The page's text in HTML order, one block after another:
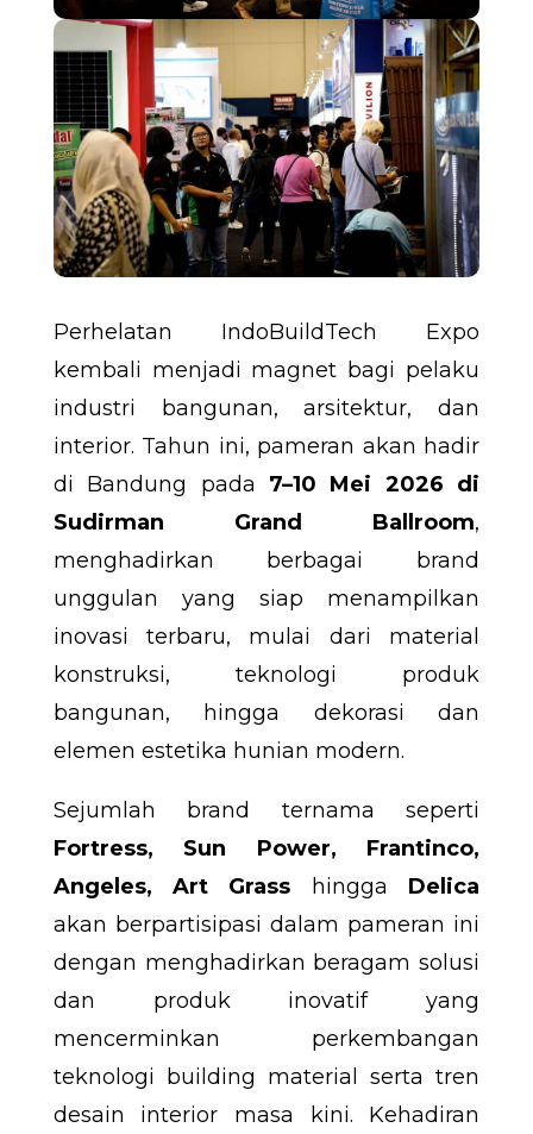
Perhelatan IndoBuildTech Expo
kembali menjadi magnet bagi pelaku
industri bangunan, arsitektur, dan
interior. Tahun ini, pameran akan hadir
di Bandung pada 7–10 Mei 2026 di
Sudirman Grand Ballroom,
menghadirkan berbagai brand
unggulan yang siap menampilkan
inovasi terbaru, mulai dari material
konstruksi, teknologi produk
bangunan, hingga dekorasi dan
elemen estetika hunian modern.
Sejumlah brand ternama seperti
Fortress, Sun Power, Frantinco,
Angeles, Art Grass hingga Delica
akan berpartisipasi dalam pameran ini
dengan menghadirkan beragam solusi
dan produk inovatif yang
mencerminkan perkembangan
teknologi building material serta tren
desain interior masa kini. Kehadiran